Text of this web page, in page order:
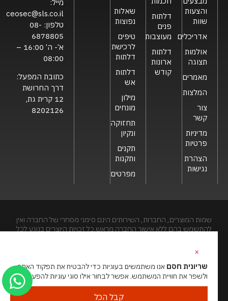
והצעות
שוות
אדריכלים
אולמות
תצוגה
מאמרים
המלצות
צור
קשר
מדיניות
פרטיות
הצהרת
נגישות
דלתות
פנים
מעוצבות
דלתות
ארונות
קודש
שאלות
נפוצות
טיפים
לרכישת
דלתות
דלתות
אש
מילון
מונחים
תחזוקה
ונקיון
תקנים
ותקנות
מפרטים
מייל:
ceosec@sls.co.il
טלפון: 08-
6878805
א’- ה’ 16:00 –
08:00
כתובת המפעל:
דרך החרושת
12 קרית גת,
8202126
שמות המוצרים, החברות, השירותים הינם סימני מסחרי של החברה ואין
להתשמש בהם ללא אישור החברה מראש.כל זכויות היוצרים בנוגע לכל
האתר מנוהל ע”י גאו מדיהסוכנות דיגיטל
×
שריונית חסם אנו משתמשים בעוגיות כדי להבטיח את תפקוד האתר
ולשפר את חוויית המשתמש. אפשר לבחור אילו סוגי עוגיות להפעיל.
קבל הכל